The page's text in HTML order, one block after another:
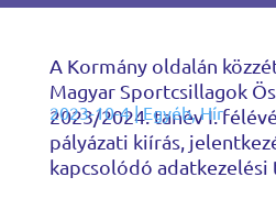
2023-10-4|Egyéb,Hír
A Kormány oldalán
Magyar Sportcsillagok
2023/2024. tanév I.
pályázati kiírás,
kapcsolódó